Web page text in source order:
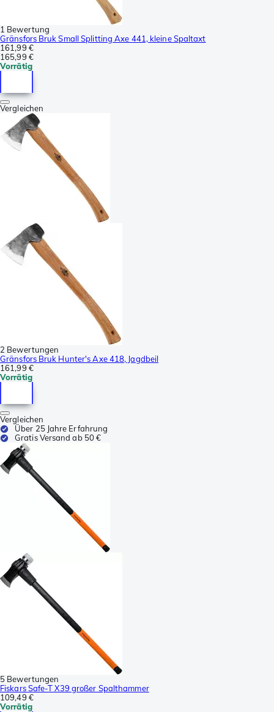
1 Bewertung
Gränsfors Bruk Small Splitting Axe 441, kleine Spaltaxt
161,99 €
165,99 €
Vorrätig
Vergleichen
2 Bewertungen
Gränsfors Bruk Hunter's Axe 418, Jagdbeil
161,99 €
Vorrätig
Vergleichen
Über 25 Jahre Erfahrung
Gratis Versand ab 50 €
5 Bewertungen
Fiskars Safe-T X39 großer Spalthammer
109,49 €
Vorrätig